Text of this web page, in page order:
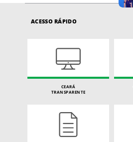
ACESSO RÁPIDO
CEARÁ
TRANSPARENTE